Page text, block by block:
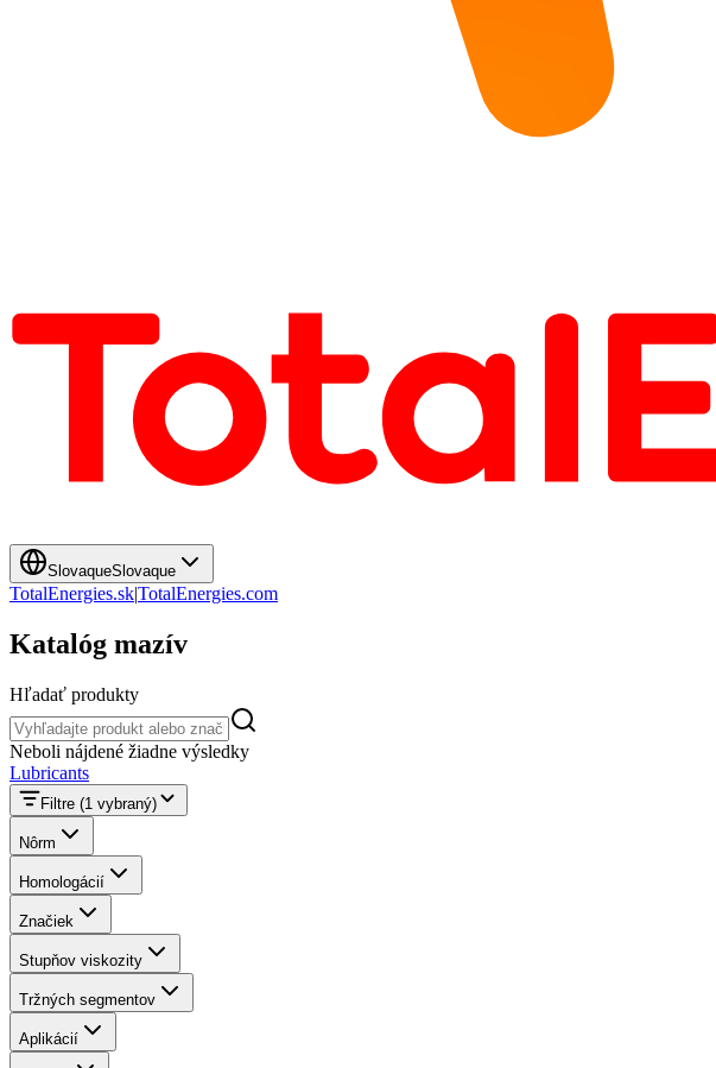
SlovaqueSlovaque
TotalEnergies.sk|TotalEnergies.com
Katalóg mazív
Hľadať produkty
Hľadať produkty
Neboli nájdené žiadne výsledky
Lubricants
Filtre (1 vybraný)
Nôrm
Homologácií
Značiek
Stupňov viskozity
Tržných segmentov
Aplikácií